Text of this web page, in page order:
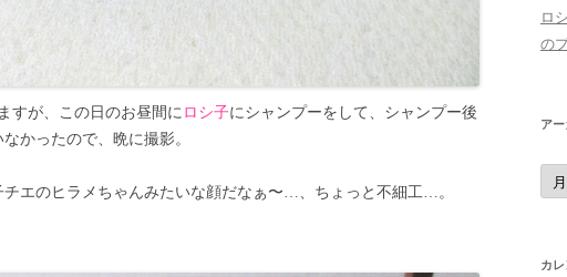
すが、この日のお昼間に ロシ子にシャンプーをして、シャンプー後
かったので、晩に撮影。
チエのヒラメちゃんみたいな顔だなぁ〜…、ちょっと不細工…。
ロ
の
ア
ア
ー
カ
カ